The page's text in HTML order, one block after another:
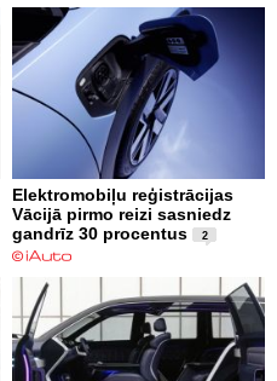
Elektromobiļu reģistrācijas
Vācijā pirmo reizi sasniedz
gandrīz 30 procentus
2